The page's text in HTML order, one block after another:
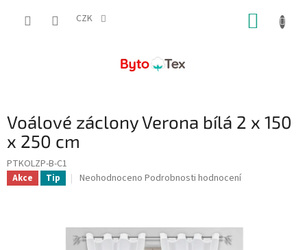
CZK
Voálové záclony Verona bílá 2 x 150
x 250 cm
PTKOLZP-B-C1
Akce Tip
Průměrné
0,0
z
Neohodnoceno Podrobnosti hodnocení